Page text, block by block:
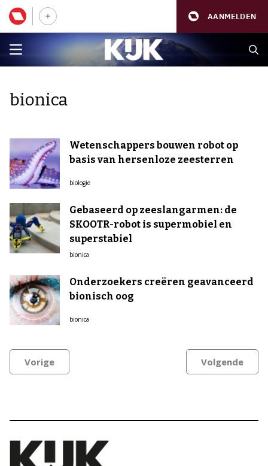
AANMELDEN
bionica
Wetenschappers bouwen robot op
basis van hersenloze zeesterren
biologie
Gebaseerd op zeeslangarmen: de
SKOOTR-robot is supermobiel en
superstabiel
bionica
Onderzoekers creëren geavanceerd
bionisch oog
bionica
Vorige Volgende